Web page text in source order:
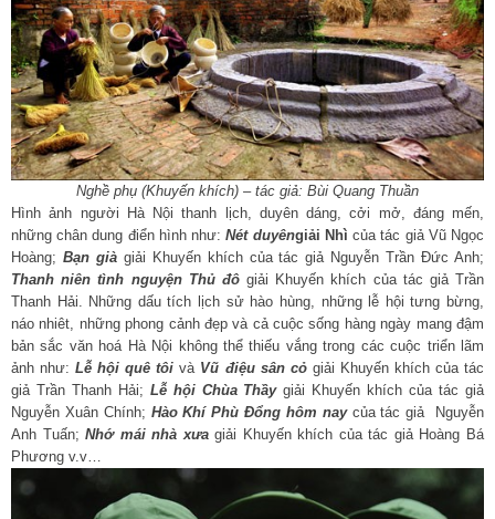
Nghề phụ (Khuyến khích) – tác giả: Bùi Quang Thuần
Hình ảnh người Hà Nội thanh lịch, duyên dáng, cởi mở, đáng mến,
những chân dung điển hình như:Nét duyêngiải Nhì của tác giả Vũ Ngọc
Hoàng; Bạn giàgiải Khuyến khích của tác giả Nguyễn Trần Đức Anh;
Thanh niên tình nguyện Thủ đôgiải Khuyến khích của tác giả Trần
Thanh Hải. Những dấu tích lịch sử hào hùng, những lễ hội tưng bừng,
náo nhiêt, những phong cảnh đẹp và cả cuộc sống hàng ngày mang đậm
bản sắc văn hoá Hà Nội không thể thiếu vắng trong các cuộc triển lãm
ảnh như:Lễ hội quê tôi và Vũ điệu sân cỏgiải Khuyến khích của tác
giả Trần Thanh Hải; Lễ hội Chùa Thầygiải Khuyến khích của tác giả
Nguyễn Xuân Chính; Hào Khí Phù Đổng hôm naycủa tác giả Nguyễn
Anh Tuấn;Nhớ mái nhà xưagiải Khuyến khích của tác giả Hoàng Bá
Phương v.v…